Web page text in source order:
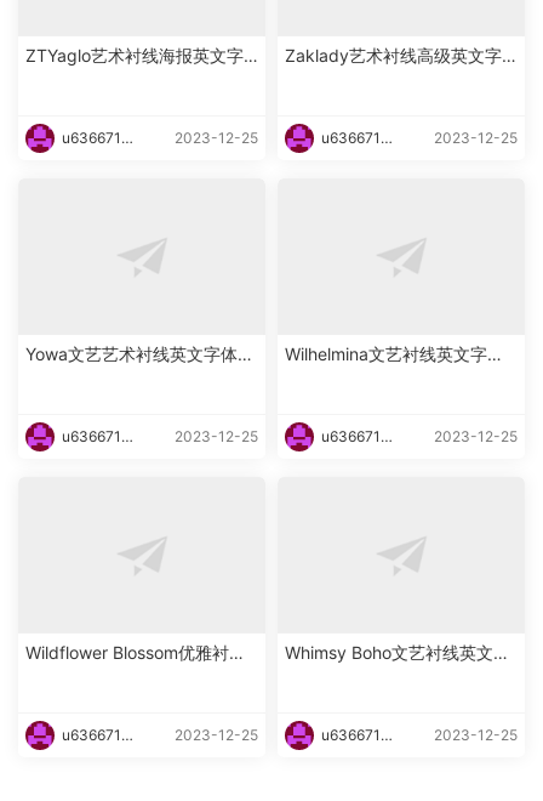
ZTYaglo艺术衬线海报英文字
u6366719
2023-12-25
Zaklady艺术衬线高级英文字
u6366719
2023-12-25
Yowa文艺艺术衬线英文字体下
u6366719
2023-12-25
Wilhelmina文艺衬线英文字体
u6366719
2023-12-25
Wildflower Blossom优雅衬线
u6366719
2023-12-25
Whimsy Boho文艺衬线英文字
u6366719
2023-12-25